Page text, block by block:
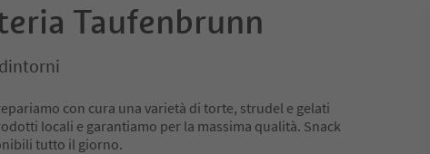
Taufenbrunn
con cura una varietà di torte, strudel e gelati
locali e garantiamo per la massima qualità. Snack
tutto il giorno.